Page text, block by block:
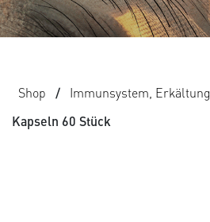
Shop / Immunsystem, Erkältung
Kapseln 60 Stück